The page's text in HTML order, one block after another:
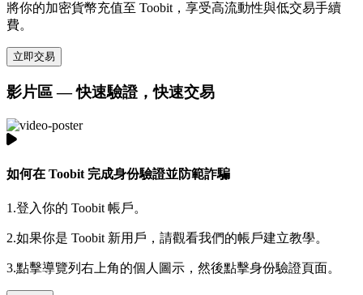
將你的加密貨幣充值至 Toobit，享受高流動性與低交易手續
費。
立即交易
影片區 — 快速驗證，快速交易
如何在 Toobit 完成身份驗證並防範詐騙
1.登入你的 Toobit 帳戶。
2.如果你是 Toobit 新用戶，請觀看我們的帳戶建立教學。
3.點擊導覽列右上角的個人圖示，然後點擊身份驗證頁面。